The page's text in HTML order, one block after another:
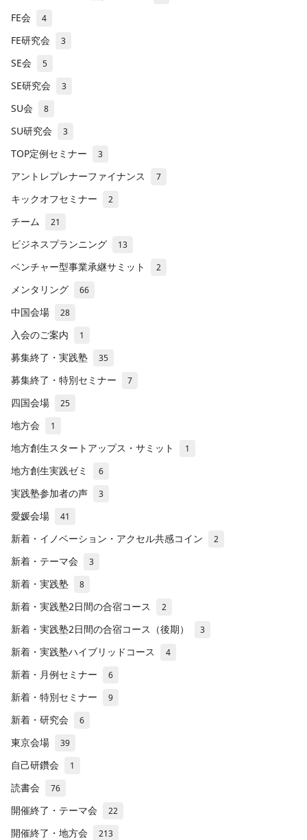
FE会 4
FE研究会 3
SE会 5
SE研究会 3
SU会 8
SU研究会 3
TOP定例セミナー 3
アントレプレナーファイナンス 7
キックオフセミナー 2
チーム 21
ビジネスプランニング 13
ベンチャー型事業承継サミット 2
メンタリング 66
中国会場 28
入会のご案内 1
募集終了・実践塾 35
募集終了・特別セミナー 7
四国会場 25
地方会 1
地方創生スタートアップス・サミット 1
地方創生実践ゼミ 6
実践塾参加者の声 3
愛媛会場 41
新着・イノベーション・アクセル共感コイン 2
新着・テーマ会 3
新着・実践塾 8
新着・実践塾2日間の合宿コース 2
新着・実践塾2日間の合宿コース（後期） 3
新着・実践塾ハイブリッドコース 4
新着・月例セミナー 6
新着・特別セミナー 9
新着・研究会 6
東京会場 39
自己研鑽会 1
読書会 76
開催終了・テーマ会 22
開催終了・地方会 213